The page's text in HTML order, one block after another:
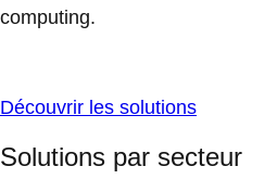
computing.
Découvrir les solutions
Solutions par secteur